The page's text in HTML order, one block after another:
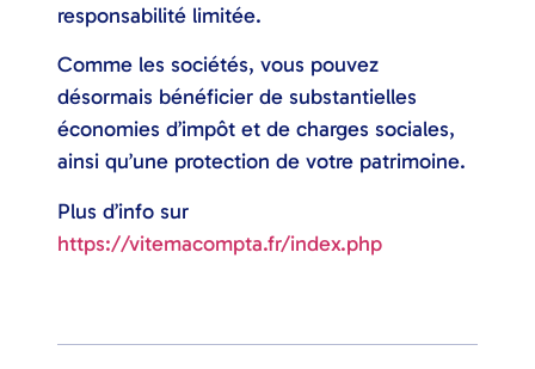
responsabilité limitée.
Comme les sociétés, vous pouvez
désormais bénéficier de substantielles
économies d’impôt et de charges sociales,
ainsi qu’une protection de votre patrimoine.
Plus d’info sur
https://vitemacompta.fr/index.php